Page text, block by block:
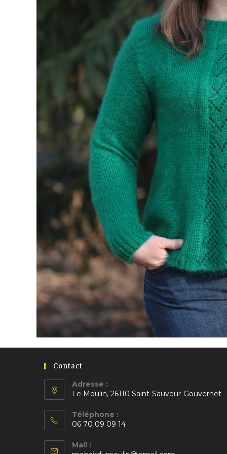
Contact
Adresse :
Le Moulin, 26110 Saint-Sauveur-Gouvernet
dans
un
nouvel
Téléphone :
06 70 09 09 14
dans
Mail :